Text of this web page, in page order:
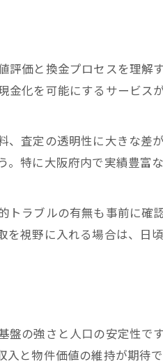
価と換金プロセスを理
化を可能にするサービ
査定の透明性に大きな
特に大阪府内で実績豊
ラブルの有無も事前に
視野に入れる場合は、
の強さと人口の安定性
と物件価値の維持が期待で